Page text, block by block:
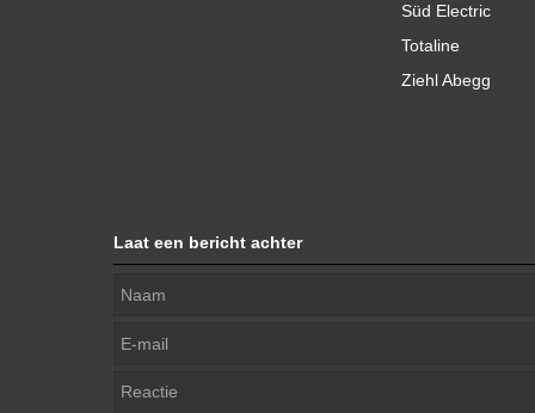
Süd Electric
Totaline
Ziehl Abegg
Laat een bericht achter